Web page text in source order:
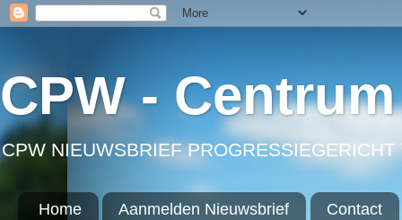
CPW -
CPW NIEUWSBRIEF
Home Aanmelden Nieuwsbrief Contact